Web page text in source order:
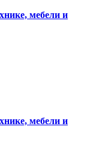
мебели и
мебели и